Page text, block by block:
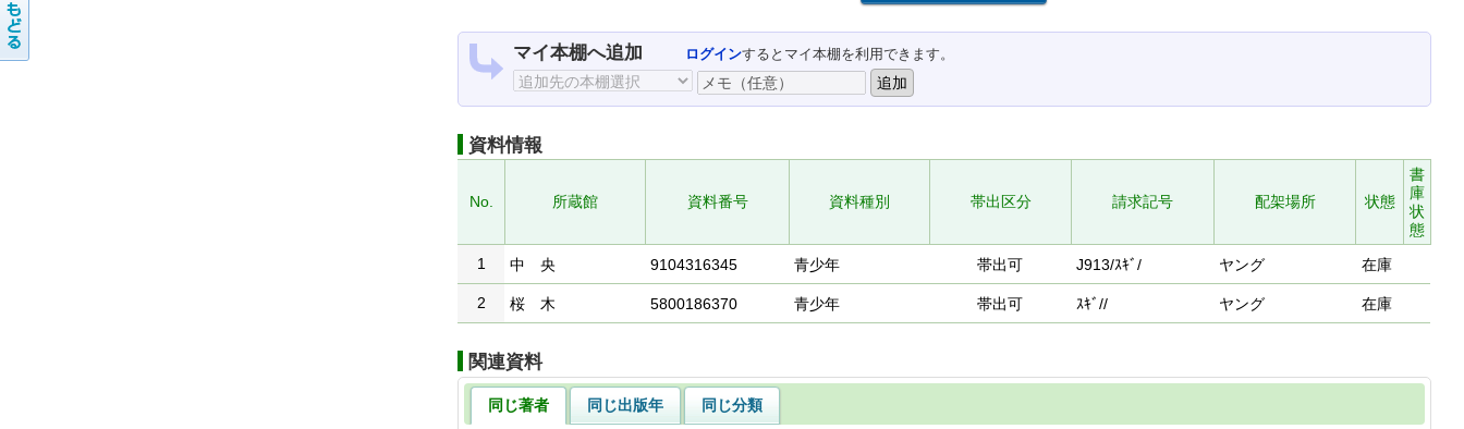
マイ本棚へ追加 ログインするとマイ本棚を利用できます。
資料情報
No. 所蔵館 資料番号 資料種別 帯出区分 請求記号 配架場所 状態
書
庫
状
態
1
中 央 9104316345 青少年 帯出可 J913/ｽｷﾞ/ ヤング 在庫
2 桜 木 5800186370 青少年 帯出可 ｽｷﾞ// ヤング 在庫
関連資料
同じ著者 同じ出版年
同じ分類